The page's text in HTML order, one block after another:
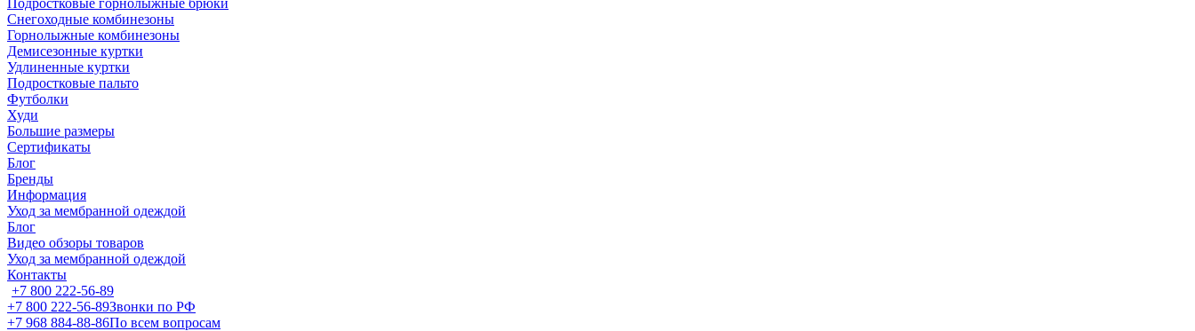
Подростковые горнолыжные брюки
Снегоходные комбинезоны
Горнолыжные комбинезоны
Демисезонные куртки
Удлиненные куртки
Подростковые пальто
Футболки
Худи
Большие размеры
Сертификаты
Блог
Бренды
Информация
Уход за мембранной одеждой
Блог
Видео обзоры товаров
Уход за мембранной одеждой
Контакты
+7 800 222-56-89
+7 800 222-56-89Звонки по РФ
+7 968 884-88-86По всем вопросам